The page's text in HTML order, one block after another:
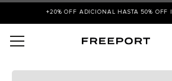
+20% OFF ADICIONAL HASTA 50% OFF |